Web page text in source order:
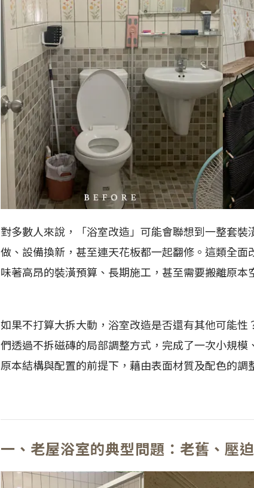
對多數人來說，「浴室改造」可能會聯想到一整套
做、設備換新，甚至連天花板都一起翻修。這類全
味著高昂的裝潢預算、長期施工，甚至需要搬離原本
如果不打算大拆大動，浴室改造是否還有其他可能
們透過不拆磁磚的局部調整方式，完成了一次小規
原本結構與配置的前提下，藉由表面材質及配色的調
一、老屋浴室的典型問題：老舊、壓